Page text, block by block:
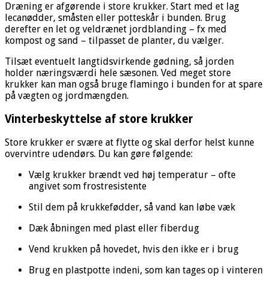
Dræning er afgørende i store krukker. Start med et lag
lecanødder, småsten eller potteskår i bunden. Brug
derefter en let og veldrænet jordblanding – fx med
kompost og sand – tilpasset de planter, du vælger.
Tilsæt eventuelt langtidsvirkende gødning, så jorden
holder næringsværdi hele sæsonen. Ved meget store
krukker kan man også bruge flamingo i bunden for at spare
på vægten og jordmængden.
Vinterbeskyttelse af store krukker
Store krukker er svære at flytte og skal derfor helst kunne
overvintre udendørs. Du kan gøre følgende:
Vælg krukker brændt ved høj temperatur – ofte
angivet som frostresistente
Stil dem på krukkefødder, så vand kan løbe væk
Dæk åbningen med plast eller fiberdug
Vend krukken på hovedet, hvis den ikke er i brug
Brug en plastpotte indeni, som kan tages op i vinteren